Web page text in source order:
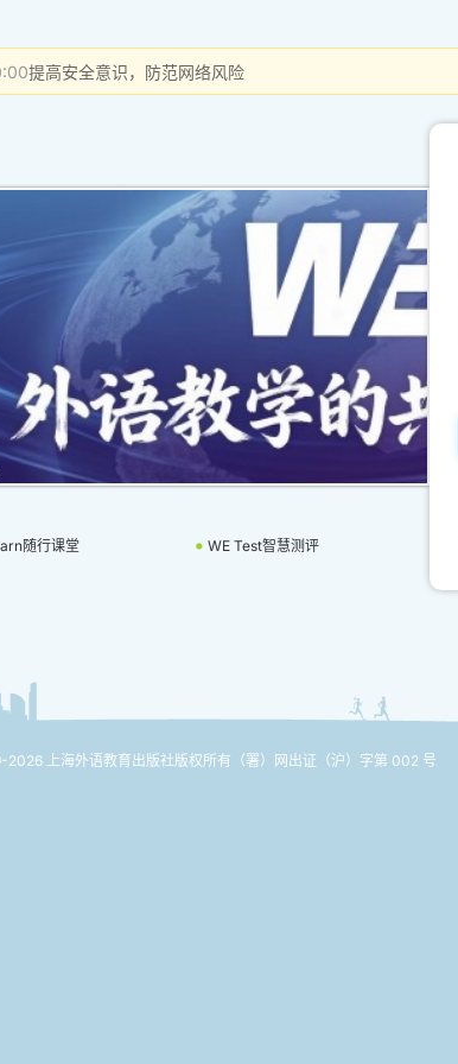
提高安全意识，防范网络风险
随行课堂
WE Test智慧测评
上海外语教育出版社版权所有 （署）网出证（沪）字第 002 号